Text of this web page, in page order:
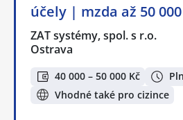
účely | mzda až 50
ZAT systémy, spol. s r.o.
Ostrava
40 000 – 50 000 Kč
Vhodné také pro cizince